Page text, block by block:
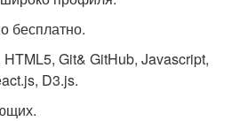
бесплатно.
Git& GitHub, Javascript,
D3.js.